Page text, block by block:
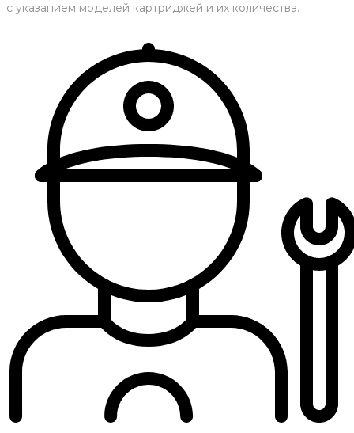
с указанием моделей картриджей и их количества.